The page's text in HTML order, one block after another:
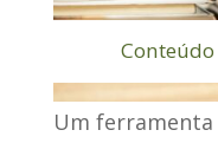
Um ferramenta